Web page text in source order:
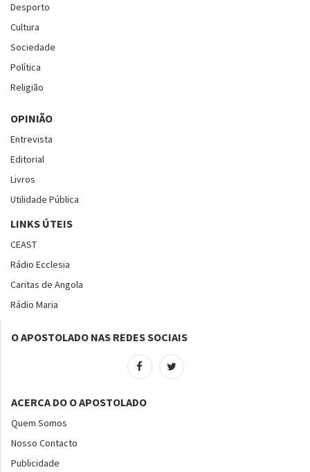
Desporto
Cultura
Sociedade
Política
Religião
OPINIÃO
Entrevista
Editorial
Livros
Utilidade Pública
LINKS ÚTEIS
CEAST
Rádio Ecclesia
Caritas de Angola
Rádio Maria
O APOSTOLADO NAS REDES SOCIAIS
ACERCA DO O APOSTOLADO
Quem Somos
Nosso Contacto
Publicidade